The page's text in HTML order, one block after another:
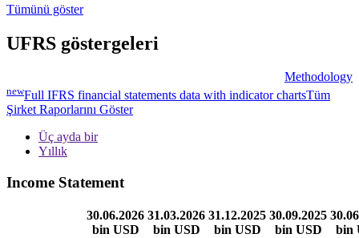
Tümünü göster
UFRS göstergeleri
Methodology
newFull IFRS financial statements data with indicator chartsTüm
Şirket Raporlarını Göster
Üç ayda bir
Yıllık
Income Statement
30.06.2026
bin USD
31.03.2026
bin USD
31.12.2025
bin USD
30.09.2025
bin USD
bin